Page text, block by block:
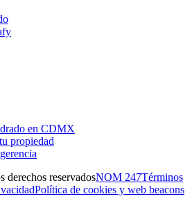
en CDMX
propiedad
derechos reservadosNOM 247Términos
Política de cookies y web beacons